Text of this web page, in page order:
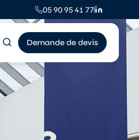
05 90 95 41 77
Demande de devis